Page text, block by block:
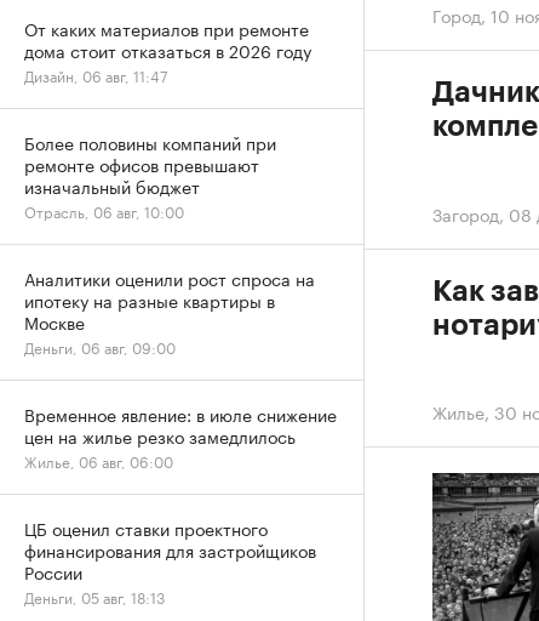
Город, 10
Загород, 08
Жилье, 30
Как
От каких материалов при ремонте
дома стоит отказаться в 2026 году
Дизайн, 06 авг, 11:47
Более половины компаний при
ремонте офисов превышают
изначальный бюджет
Отрасль, 06 авг, 10:00
Аналитики оценили рост спроса на
ипотеку на разные квартиры в
Москве
Деньги, 06 авг, 09:00
Временное явление: в июле снижение
цен на жилье резко замедлилось
Жилье, 06 авг, 06:00
ЦБ оценил ставки проектного
финансирования для застройщиков
России
Деньги, 05 авг, 18:13